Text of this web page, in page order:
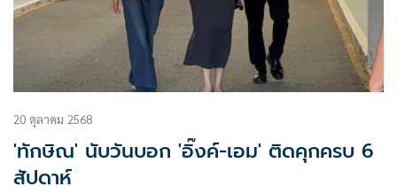
20 ตุลาคม 2568
'ทักษิณ' นับวันบอก 'อิ๊งค์-เอม' ติดคุกครบ 6
สัปดาห์